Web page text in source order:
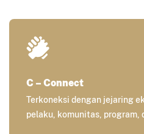
C – Connect
Terkoneksi dengan jejaring
pelaku, komunitas, program,